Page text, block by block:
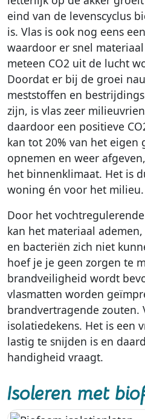
eind van de levenscyclus
is. Vlas is ook nog eens
waardoor er snel
meteen CO2 uit de lucht
Doordat er bij de groei
meststoffen en
zijn, is vlas zeer
daardoor een positieve
kan tot 20% van het eigen
opnemen en weer
het binnenklimaat. Het is
woning én voor het milieu.
Door het
kan het materiaal
en bacteriën zich niet
hoef je je geen zorgen te
brandveiligheid wordt
vlasmatten worden
brandvertragende zouten.
isolatiedekens. Het is een
lastig te snijden is en
handigheid vraagt.
Isoleren met